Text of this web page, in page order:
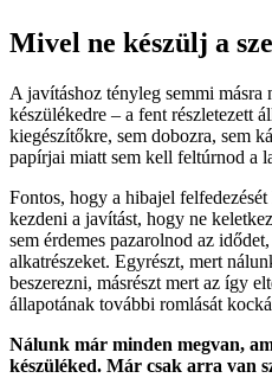
Mivel ne készülj a
A javításhoz tényleg semmi másra
készülékedre – a fent részletezett
kiegészítőkre, sem dobozra, sem
papírjai miatt sem kell feltúrnod a
Fontos, hogy a hibajel
kezdeni a javítást, hogy ne
sem érdemes pazarolnod az
alkatrészeket. Egyrészt, mert
beszerezni, másrészt mert az így
állapotának további romlását
Nálunk már minden megvan,
készüléked. Már csak arra van